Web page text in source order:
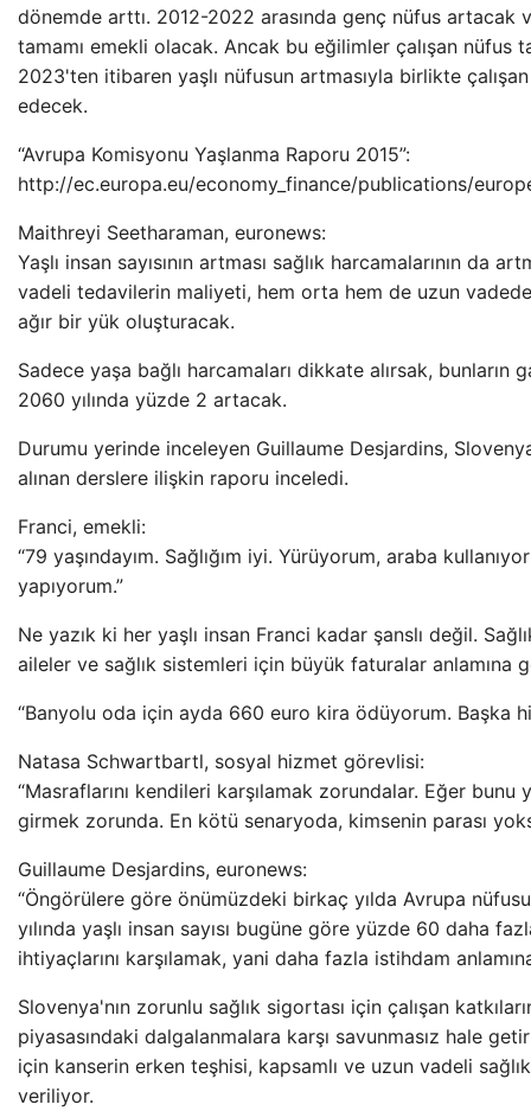
dönemde arttı. 2012-2022 arasında genç nüfus artacak
tamamı emekli olacak. Ancak bu eğilimler çalışan nüfus
2023'ten itibaren yaşlı nüfusun artmasıyla birlikte
edecek.
“Avrupa Komisyonu Yaşlanma Raporu 2015”:
http://ec.europa.eu/economy_finance/publications/
Maithreyi Seetharaman, euronews:
Yaşlı insan sayısının artması sağlık harcamalarının da
vadeli tedavilerin maliyeti, hem orta hem de uzun
ağır bir yük oluşturacak.
Sadece yaşa bağlı harcamaları dikkate alırsak, bunların
2060 yılında yüzde 2 artacak.
Durumu yerinde inceleyen Guillaume Desjardins,
alınan derslere ilişkin raporu inceledi.
Franci, emekli:
“79 yaşındayım. Sağlığım iyi. Yürüyorum, araba
yapıyorum.”
Ne yazık ki her yaşlı insan Franci kadar şanslı değil.
aileler ve sağlık sistemleri için büyük faturalar anlamına
“Banyolu oda için ayda 660 euro kira ödüyorum. Başka
Natasa Schwartbartl, sosyal hizmet görevlisi:
“Masraflarını kendileri karşılamak zorundalar. Eğer bunu
girmek zorunda. En kötü senaryoda, kimsenin parası
Guillaume Desjardins, euronews:
“Öngörülere göre önümüzdeki birkaç yılda Avrupa
yılında yaşlı insan sayısı bugüne göre yüzde 60 daha
ihtiyaçlarını karşılamak, yani daha fazla istihdam
Slovenya'nın zorunlu sağlık sigortası için çalışan
piyasasındaki dalgalanmalara karşı savunmasız hale
için kanserin erken teşhisi, kapsamlı ve uzun vadeli
veriliyor.